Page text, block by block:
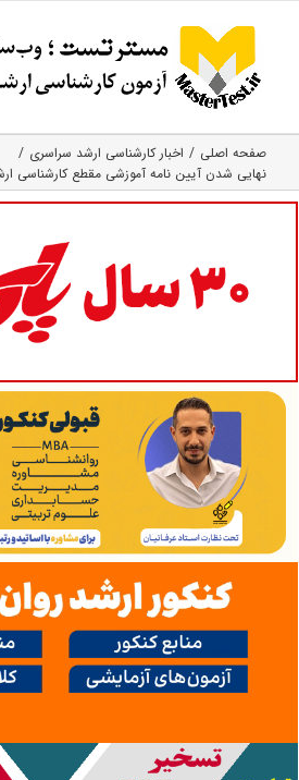
content
صفحه اصلی
اخبار کارشناسی ارشد سراسری
نهایی شدن آیین نامه آموزشی مقطع کارشناسی